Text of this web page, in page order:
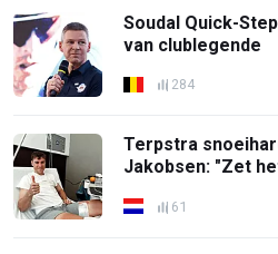
Soudal Quick-
van clublegende
284
Terpstra
Jakobsen: "Zet
61